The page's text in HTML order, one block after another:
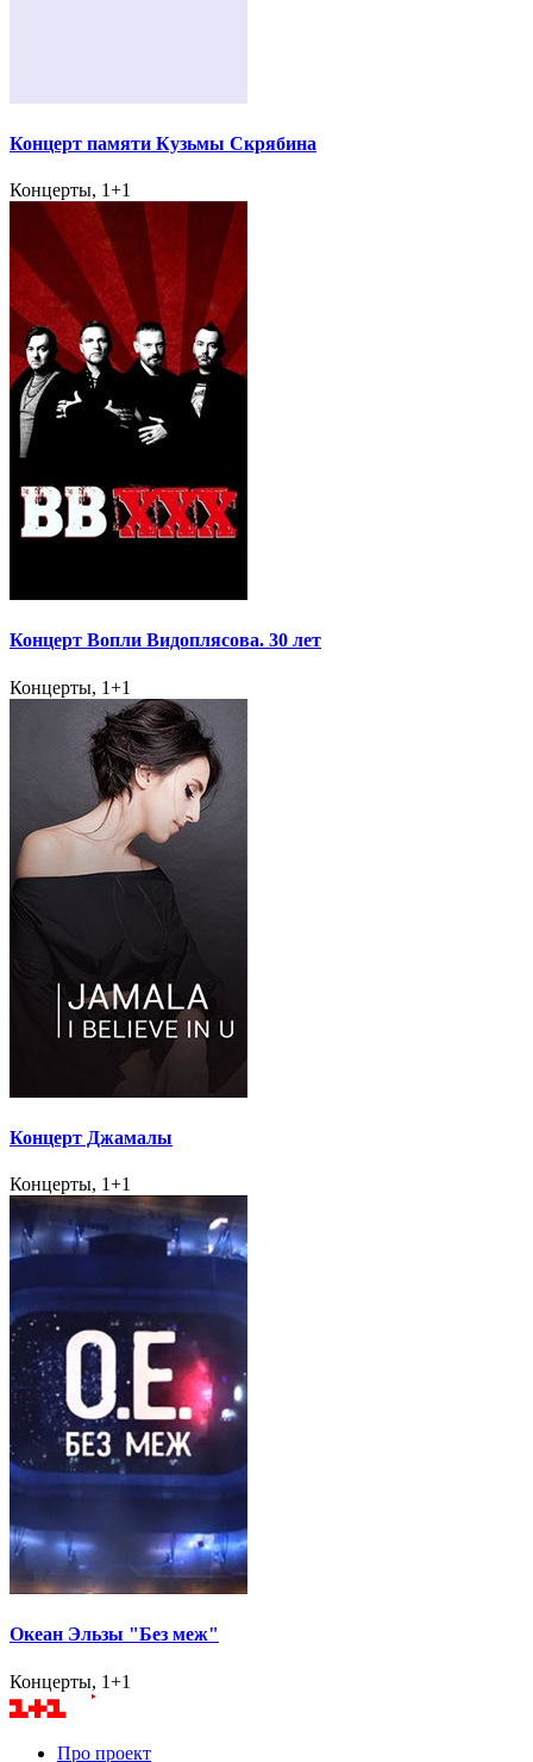
Концерт памяти Кузьмы Скрябина
Концерты, 1+1
Концерт Вопли Видоплясова. 30 лет
Концерты, 1+1
Концерт Джамалы
Концерты, 1+1
Океан Эльзы "Без меж"
Концерты, 1+1
Про проект